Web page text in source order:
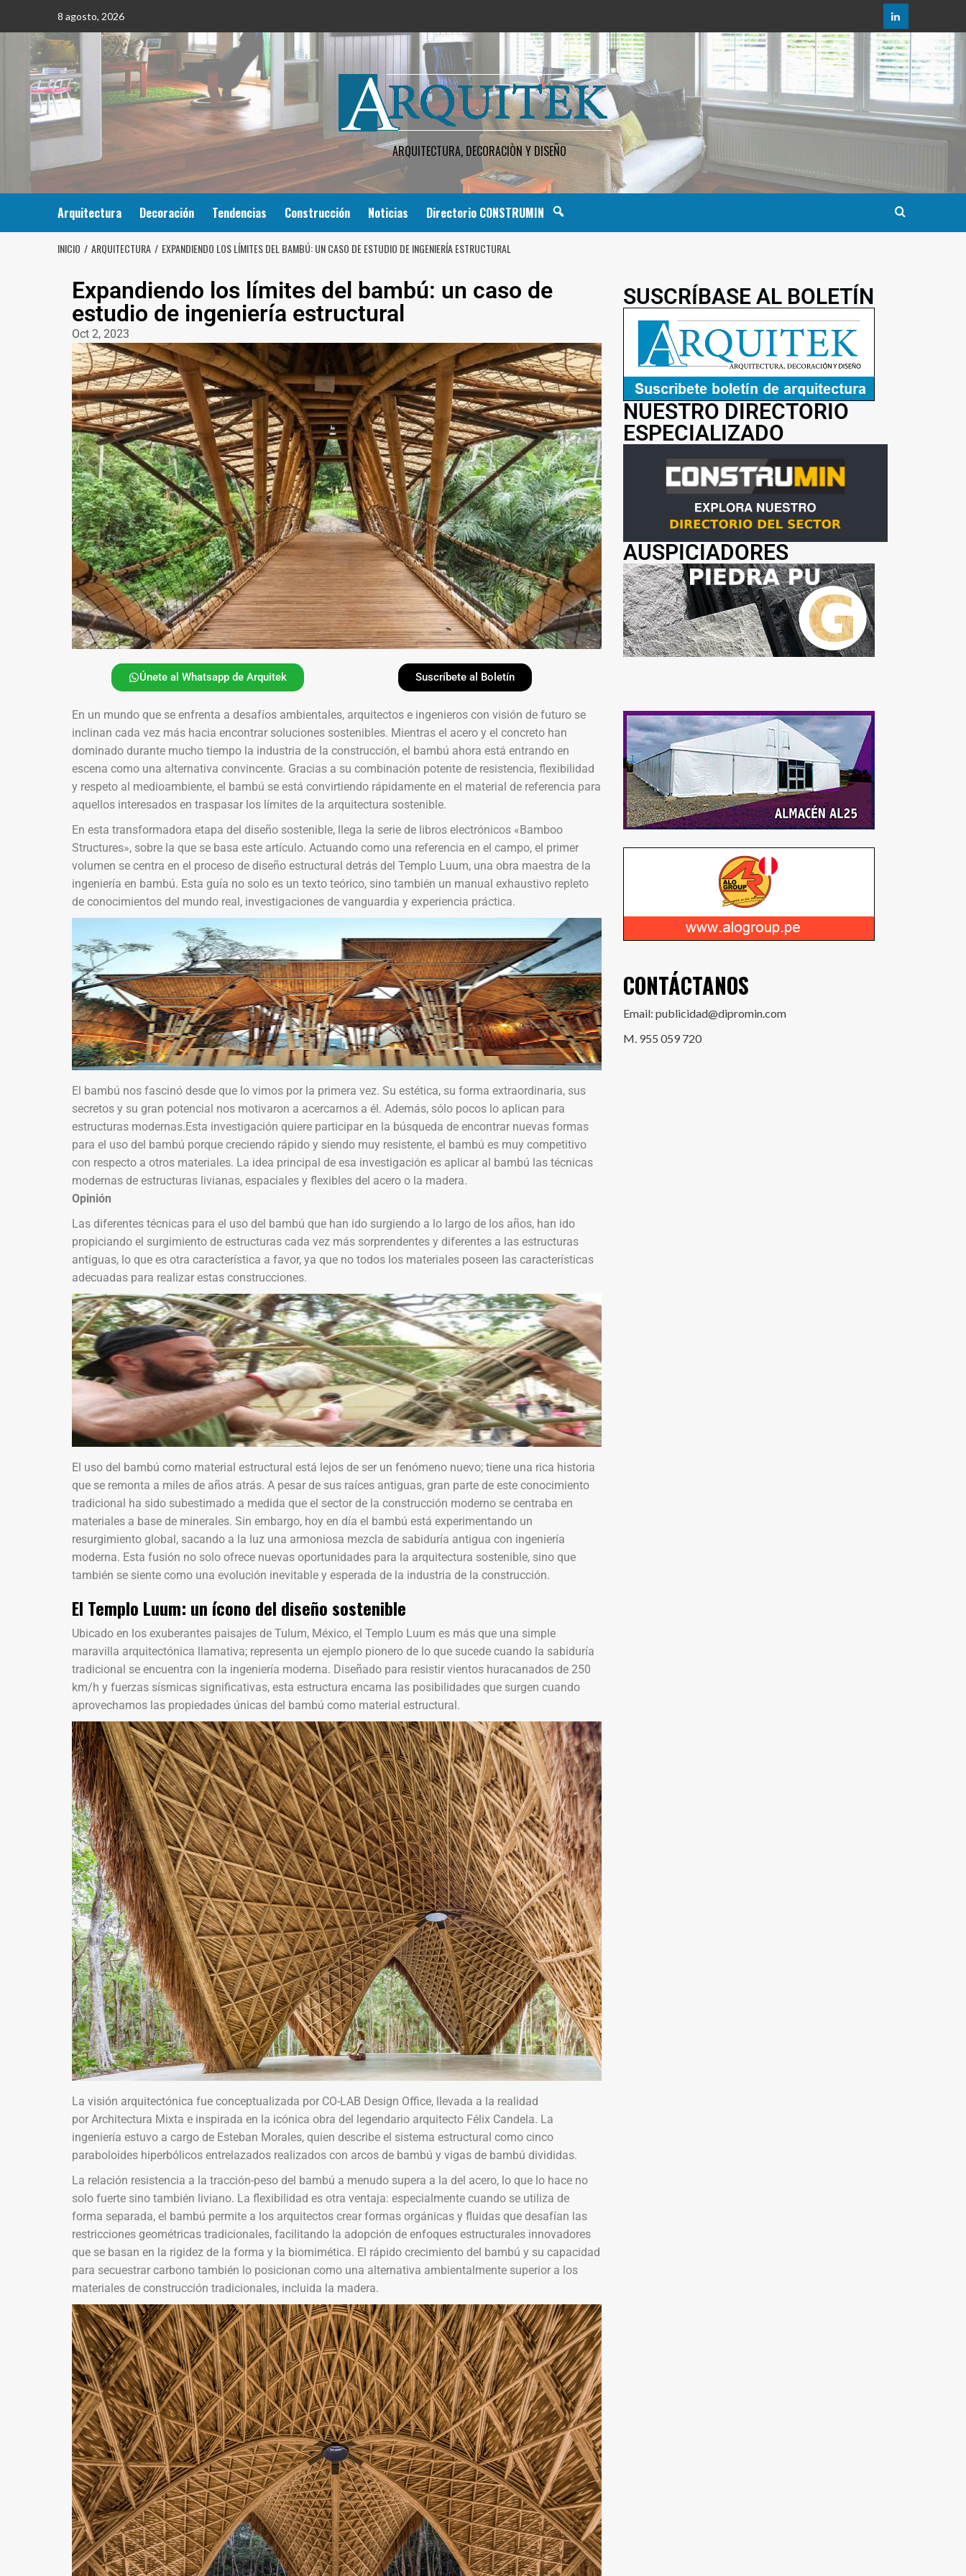
8 agosto, 2026
ARQUITECTURA, DECORACIÒN Y DISEÑO
Arquitectura Decoración Tendencias Construcción Noticias Directorio CONSTRUMIN
INICIO ARQUITECTURA EXPANDIENDO LOS LÍMITES DEL BAMBÚ: UN CASO DE ESTUDIO DE INGENIERÍA ESTRUCTURAL
Expandiendo los límites del bambú: un caso de
estudio de ingeniería estructural
Oct 2, 2023
Únete al Whatsapp de Arquitek Suscríbete al Boletín
En un mundo que se enfrenta a desafíos ambientales, arquitectos e ingenieros con visión de futuro se
inclinan cada vez más hacia encontrar soluciones sostenibles. Mientras el acero y el concreto han
dominado durante mucho tiempo la industria de la construcción, el bambú ahora está entrando en
escena como una alternativa convincente. Gracias a su combinación potente de resistencia, flexibilidad
y respeto al medioambiente, el bambú se está convirtiendo rápidamente en el material de referencia para
aquellos interesados en traspasar los límites de la arquitectura sostenible.
En esta transformadora etapa del diseño sostenible, llega la serie de libros electrónicos «Bamboo
Structures», sobre la que se basa este artículo. Actuando como una referencia en el campo, el primer
volumen se centra en el proceso de diseño estructural detrás del Templo Luum, una obra maestra de la
ingeniería en bambú. Esta guía no solo es un texto teórico, sino también un manual exhaustivo repleto
de conocimientos del mundo real, investigaciones de vanguardia y experiencia práctica.
El bambú nos fascinó desde que lo vimos por la primera vez. Su estética, su forma extraordinaria, sus
secretos y su gran potencial nos motivaron a acercarnos a él. Además, sólo pocos lo aplican para
estructuras modernas.Esta investigación quiere participar en la búsqueda de encontrar nuevas formas
para el uso del bambú porque creciendo rápido y siendo muy resistente, el bambú es muy competitivo
con respecto a otros materiales. La idea principal de esa investigación es aplicar al bambú las técnicas
modernas de estructuras livianas, espaciales y flexibles del acero o la madera.
Opinión
Las diferentes técnicas para el uso del bambú que han ido surgiendo a lo largo de los años, han ido
propiciando el surgimiento de estructuras cada vez más sorprendentes y diferentes a las estructuras
antiguas, lo que es otra característica a favor, ya que no todos los materiales poseen las características
adecuadas para realizar estas construcciones.
El uso del bambú como material estructural está lejos de ser un fenómeno nuevo; tiene una rica historia
que se remonta a miles de años atrás. A pesar de sus raíces antiguas, gran parte de este conocimiento
tradicional ha sido subestimado a medida que el sector de la construcción moderno se centraba en
materiales a base de minerales. Sin embargo, hoy en día el bambú está experimentando un
resurgimiento global, sacando a la luz una armoniosa mezcla de sabiduría antigua con ingeniería
moderna. Esta fusión no solo ofrece nuevas oportunidades para la arquitectura sostenible, sino que
también se siente como una evolución inevitable y esperada de la industria de la construcción.
El Templo Luum: un ícono del diseño sostenible
Ubicado en los exuberantes paisajes de Tulum, México, el Templo Luum es más que una simple
maravilla arquitectónica llamativa; representa un ejemplo pionero de lo que sucede cuando la sabiduría
tradicional se encuentra con la ingeniería moderna. Diseñado para resistir vientos huracanados de 250
km/h y fuerzas sísmicas significativas, esta estructura encarna las posibilidades que surgen cuando
aprovechamos las propiedades únicas del bambú como material estructural.
La visión arquitectónica fue conceptualizada por CO-LAB Design Office, llevada a la realidad
por Architectura Mixta e inspirada en la icónica obra del legendario arquitecto Félix Candela. La
ingeniería estuvo a cargo de Esteban Morales, quien describe el sistema estructural como cinco
paraboloides hiperbólicos entrelazados realizados con arcos de bambú y vigas de bambú divididas.
La relación resistencia a la tracción-peso del bambú a menudo supera a la del acero, lo que lo hace no
solo fuerte sino también liviano. La flexibilidad es otra ventaja: especialmente cuando se utiliza de
forma separada, el bambú permite a los arquitectos crear formas orgánicas y fluidas que desafían las
restricciones geométricas tradicionales, facilitando la adopción de enfoques estructurales innovadores
que se basan en la rigidez de la forma y la biomimética. El rápido crecimiento del bambú y su capacidad
para secuestrar carbono también lo posicionan como una alternativa ambientalmente superior a los
materiales de construcción tradicionales, incluida la madera.
SUSCRÍBASE AL BOLETÍN
NUESTRO DIRECTORIO
ESPECIALIZADO
AUSPICIADORES
CONTÁCTANOS
Email: publicidad@dipromin.com
M. 955 059 720